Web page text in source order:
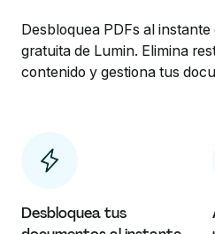
Desbloquea PDFs al
gratuita de Lumin. Elimina
contenido y gestiona tus
Desbloquea tus